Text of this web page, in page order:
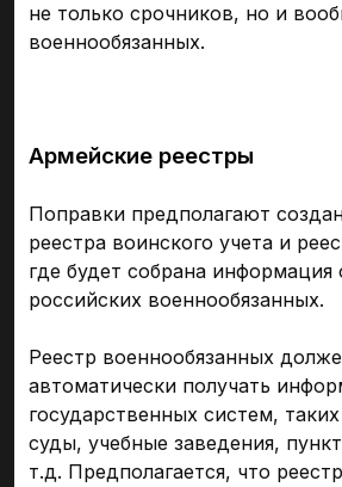
не только срочников, но и
военнообязанных.
Армейские реестры
Поправки предполагают
реестра воинского учета и
где будет собрана информация
российских военнообязанных.
Реестр военнообязанных
автоматически получать
государственных систем,
суды, учебные заведения,
т.д. Предполагается, что